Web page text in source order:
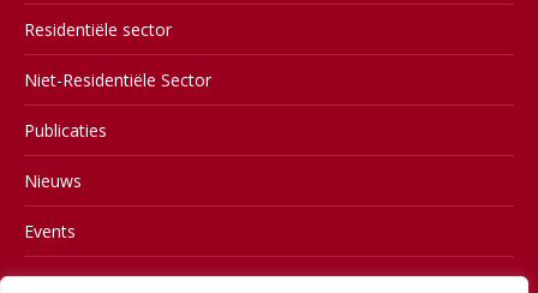
Residentiële sector
Niet-Residentiële Sector
Publicaties
Nieuws
Events
Contact